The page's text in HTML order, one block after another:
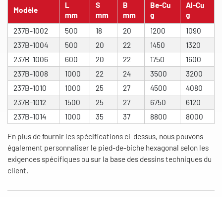
Modèle
L
mm
S
mm
B
mm
Be-Cu
g
Al-Cu
g
237B-1002
500 18 20 1200
1090
237B-1004
500 20 22 1450
1320
237B-1006
600 20 22 1750
1600
237B-1008
1000 22 24 3500
3200
237B-1010
1000 25 27 4500
4080
237B-1012
1500 25 27 6750
6120
237B-1014
1000 35 37 8800 8000
En plus de fournir les spécifications ci-dessus, nous pouvons
également personnaliser le pied-de-biche hexagonal selon les
exigences spécifiques ou sur la base des dessins techniques du
client.